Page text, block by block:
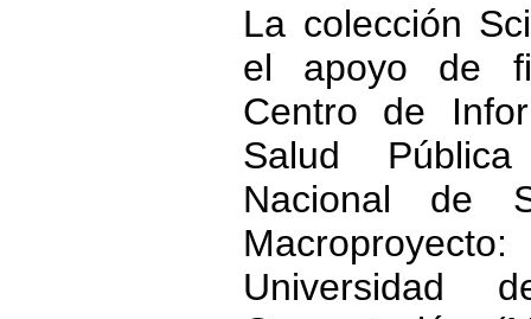
La colección
el apoyo de
Centro de
Salud
Nacional de